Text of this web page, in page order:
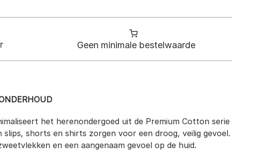
Geen minimale bestelwaarde
het herenondergoed uit de Premium Cotton serie
shorts en shirts zorgen voor een droog, veilig gevoel.
en een aangenaam gevoel op de huid.